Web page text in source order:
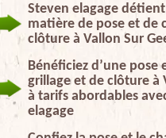
Steven elagage
matière de pose et de
clôture à Vallon Sur
Bénéficiez d’une pose
grillage et de clôture à
à tarifs abordables
elagage